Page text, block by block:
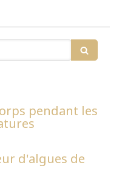
pendant les
d'algues de